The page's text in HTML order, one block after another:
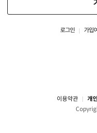
로그인 가입
이용약관 개